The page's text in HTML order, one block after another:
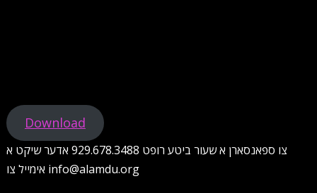
Download
צו ספאנסארן א שעור ביטע רופט 929.678.3488 אדער שיקט א
אימייל צו info@alamdu.org